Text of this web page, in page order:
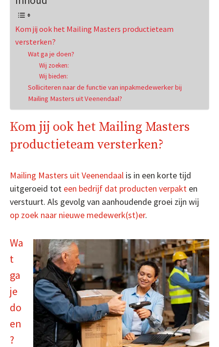
Kom jij ook het Mailing Masters productieteam
versterken?
Wat ga je doen?
Wij zoeken:
Wij bieden:
Solliciteren naar de functie van inpakmedewerker bij
Mailing Masters uit Veenendaal?
Kom jij ook het Mailing Masters
productieteam versterken?
Mailing Masters uit Veenendaal is in een korte tijd
uitgeroeid tot een bedrijf dat producten verpakt en
verstuurt. Als gevolg van aanhoudende groei zijn wij
op zoek naar nieuwe medewerk(st)er.
Wa
t
ga
je
do
en
?